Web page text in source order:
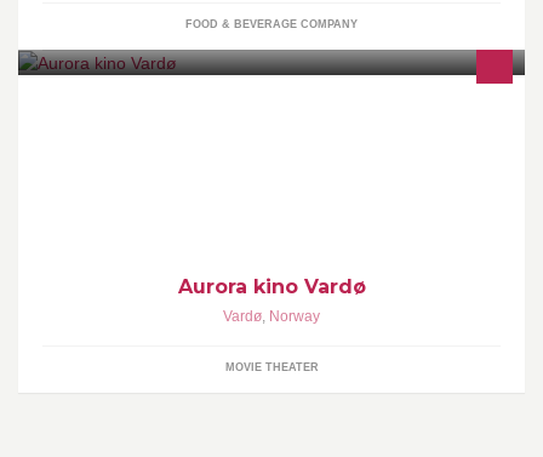
FOOD & BEVERAGE COMPANY
Aurora kino Vardø
Vardø, Norway
MOVIE THEATER